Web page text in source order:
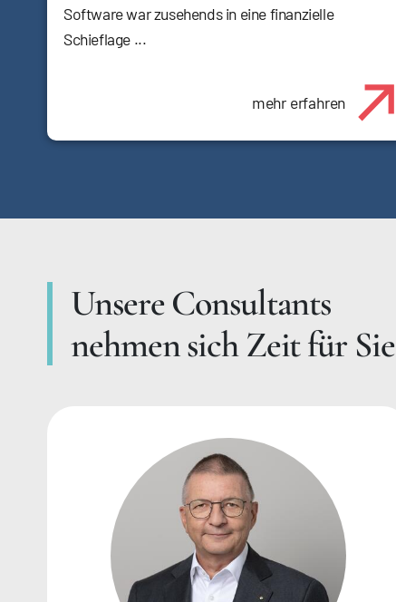
Software war zusehends in eine finanzielle
Schieflage ...
mehr erfahren
Unsere Consultants
nehmen sich Zeit für Sie